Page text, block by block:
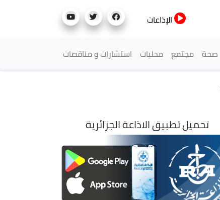
الإذاعات
صحة مجتمع محليات استشارات و مناقصات
تحميل تطبيق الاذاعة الجزائرية